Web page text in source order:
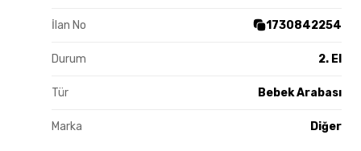
İlan No 1730842254
Durum 2. El
Tür Bebek Arabası
Marka Diğer